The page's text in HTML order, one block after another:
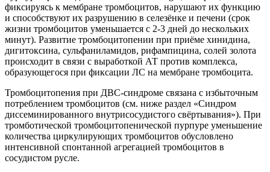
фиксируясь к мембране тромбоцитов, нарушают их функцию
и способствуют их разрушению в селезёнке и печени (срок
жизни тромбоцитов уменьшается с 2-3 дней до нескольких
минут). Развитие тромбоцитопении при приёме хинидина,
дигитоксина, сульфаниламидов, рифампицина, солей золота
происходит в связи с выработкой АТ против комплекса,
образующегося при фиксации ЛС на мембране тромбоцита.
Тромбоцитопения при ДВС-синдроме связана с избыточным
потреблением тромбоцитов (см. ниже раздел «Синдром
диссеминированного внутрисосудистого свёртывания»). При
тромботической тромбоцитопенической пурпуре уменьшение
количества циркулирующих тромбоцитов обусловлено
интенсивной спонтанной агрегацией тромбоцитов в
сосудистом русле.